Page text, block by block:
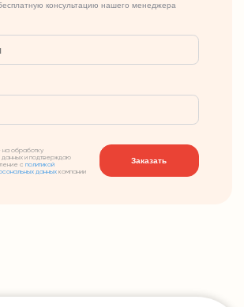
консультацию нашего менеджера
обработку
данных и подтверждаю
с политикой
данныхкомпании
Заказать